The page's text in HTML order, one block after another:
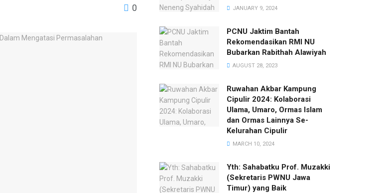
0 JANUARY 9, 2024
PCNU Jaktim Bantah
Rekomendasikan RMI NU
Bubarkan Rabithah Alawiyah
AUGUST 28, 2023
Ruwahan Akbar Kampung
Cipulir 2024: Kolaborasi
Ulama, Umaro, Ormas Islam
dan Ormas Lainnya Se-
Kelurahan Cipulir
MARCH 10, 2024
Yth: Sahabatku Prof. Muzakki
(Sekretaris PWNU Jawa
Timur) yang Baik